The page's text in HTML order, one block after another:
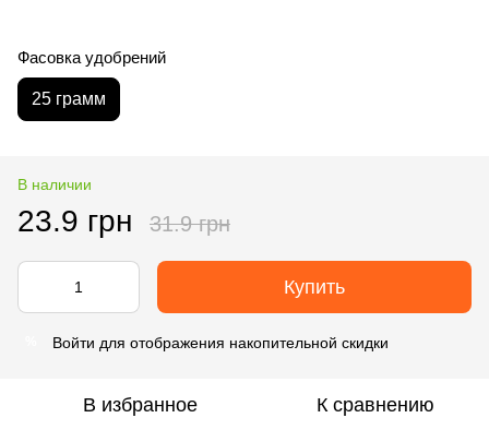
Фасовка удобрений
25 грамм
В наличии
23.9 грн 31.9 грн
Купить
Войти для отображения накопительной скидки
В избранное К сравнению